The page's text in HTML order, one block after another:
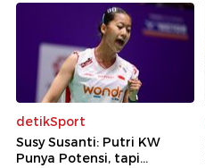
detikSport
Susy Susanti: Putri KW
Punya Potensi, tapi...